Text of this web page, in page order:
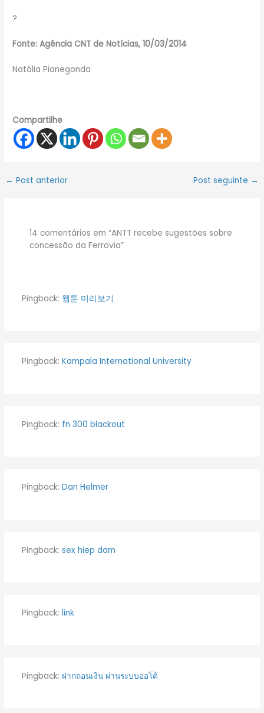
?
Fonte: Agência CNT de Notícias, 10/03/2014
Natália Pianegonda
Compartilhe
← Post anterior Post seguinte →
14 comentários em “ANTT recebe sugestões sobre
concessão da Ferrovia”
Pingback: 웹툰 미리보기
Pingback: Kampala International University
Pingback: fn 300 blackout
Pingback: Dan Helmer
Pingback: sex hiep dam
Pingback: link
Pingback: ฝากถอนเงิน ผ่านระบบออโต้